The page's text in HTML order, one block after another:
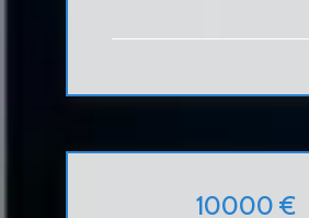
10000 €